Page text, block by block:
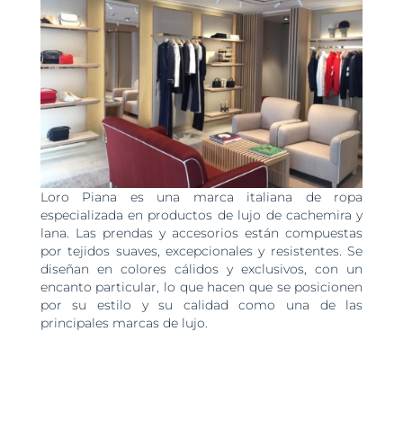
Loro Piana es una marca italiana de ropa
especializada en productos de lujo de cachemira y
lana. Las prendas y accesorios están compuestas
por tejidos suaves, excepcionales y resistentes. Se
diseñan en colores cálidos y exclusivos, con un
encanto particular, lo que hacen que se posicionen
por su estilo y su calidad como una de las
principales marcas de lujo.